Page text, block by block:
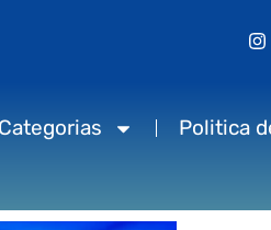
Categorias Politica